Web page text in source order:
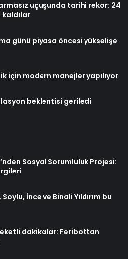
uçuşunda tarihi rekor: 24
günü piyasa öncesi yükselişe
için modern manejler yapılıyor
beklentisi geriledi
Sosyal Sorumluluk Projesi:
İnce ve Binali Yıldırım bu
dakikalar: Feribottan